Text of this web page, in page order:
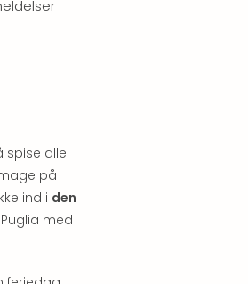
spise alle
på
ind i den
med